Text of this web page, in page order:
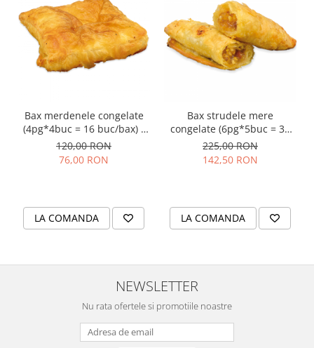
Paine ambalata
Chifle
Colaci festivi
Snack-uri sărate
Grisine
Produse de gătit
Malai
Panificatie congelata
Baton Cookie congelat
Cheesecake congelat
Bax merdenele congelate
(4pg*4buc = 16 buc/bax) -
(16buc*107g/buc =
1.7kg/bax)
120,00 RON
76,00 RON
LA COMANDA
Bax strudele mere
congelate (6pg*5buc = 30
buc/bax) - (30buc*105g/buc
= 3.15kg/bax)
225,00 RON
142,50 RON
LA COMANDA
NEWSLETTER
Nu rata ofertele si promotiile noastre